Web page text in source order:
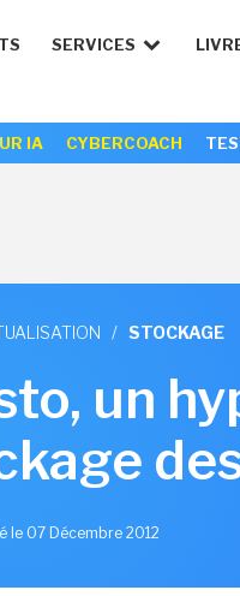
SERVICES
IA CYBERCOACH
/ STOCKAGE
un
le 07 Décembre 2012